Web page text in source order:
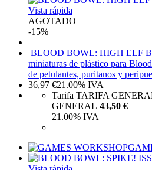
Vista rápida
AGOTADO
-15%
BLOOD BOWL: HIGH ELF
miniaturas de plástico para
de petulantes, puritanos y
36,97 €21.00% IVA
Tarifa TARIFA
GENERAL 43,50 €
21.00% IVA